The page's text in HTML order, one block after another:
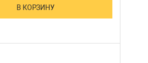
В КОРЗИНУ